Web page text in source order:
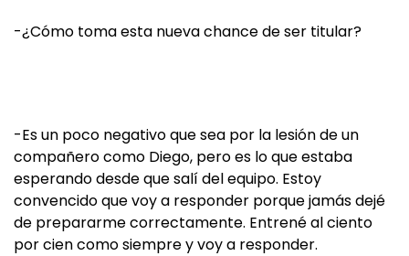
-¿Cómo toma esta nueva chance de ser titular?
-Es un poco negativo que sea por la lesión de un
compañero como Diego, pero es lo que estaba
esperando desde que salí del equipo. Estoy
convencido que voy a responder porque jamás dejé
de prepararme correctamente. Entrené al ciento
por cien como siempre y voy a responder.